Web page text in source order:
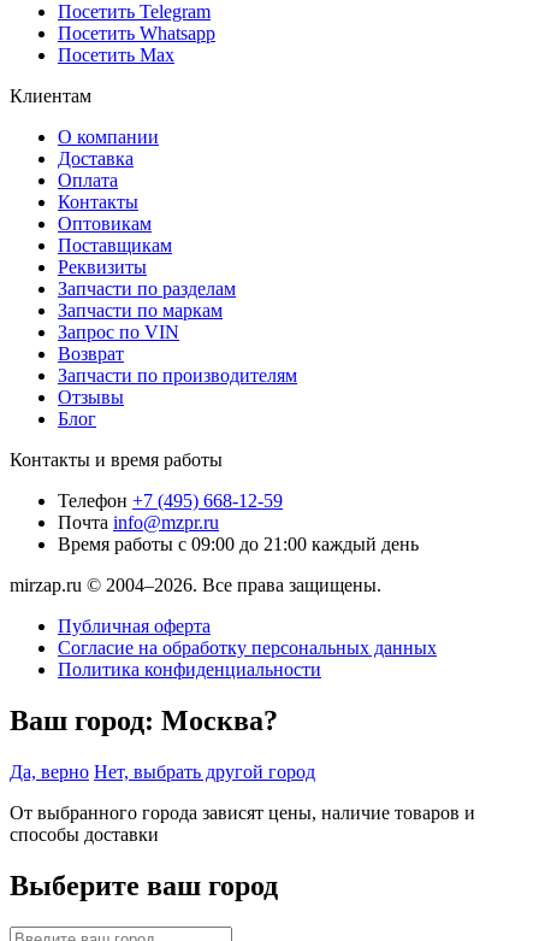
Посетить Telegram
Посетить Whatsapp
Посетить Max
Клиентам
О компании
Доставка
Оплата
Контакты
Оптовикам
Поставщикам
Реквизиты
Запчасти по разделам
Запчасти по маркам
Запрос по VIN
Возврат
Запчасти по производителям
Отзывы
Блог
Контакты и время работы
Телефон +7 (495) 668-12-59
Почта info@mzpr.ru
Время работы с 09:00 до 21:00 каждый день
mirzap.ru © 2004–2026. Все права защищены.
Публичная оферта
Согласие на обработку персональных данных
Политика конфиденциальности
Ваш город: Москва?
Да, верно Нет, выбрать другой город
От выбранного города зависят цены, наличие товаров и
способы доставки
Выберите ваш город